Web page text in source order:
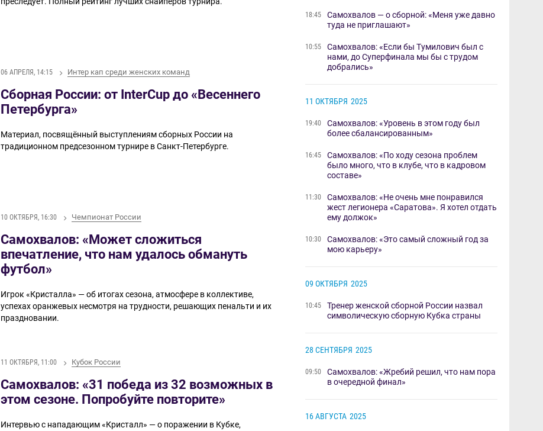
06 АПРЕЛЯ, 14:15 Интер кап среди женских команд
Сборная России: от InterCup до «Весеннего
Петербурга»
Материал, посвящённый выступлениям сборных России на
традиционном предсезонном турнире в Санкт-Петербурге.
10 ОКТЯБРЯ, 16:30 Чемпионат России
Самохвалов: «Может сложиться
впечатление, что нам удалось обмануть
футбол»
Игрок «Кристалла»​ — об итогах сезона, атмосфере в коллективе,
успехах оранжевых несмотря на трудности, решающих пенальти и их
праздновании.
11 ОКТЯБРЯ, 11:00 Кубок России
Самохвалов: «31 победа из 32 возможных в
этом сезоне. Попробуйте повторите»
Интервью с нападающим «Кристалл» — о поражении в Кубке,
18:45
Самохвалов — о сборной: «Меня уже давно
туда не приглашают»
10:55
​Самохвалов: «Если бы Тумилович был с
нами, до Суперфинала мы бы с трудом
добрались»​
11 ОКТЯБРЯ 2025
19:40
Самохвалов: «Уровень в этом году был
более сбалансированным»
16:45
Самохвалов: «По ходу сезона проблем
было много, что в клубе, что в кадровом
составе»
11:30
Самохвалов: «Не очень мне понравился
жест легионера «Саратова». Я хотел отдать
ему должок»
10:30
Самохвалов: «Это самый сложный год за
мою карьеру»
09 ОКТЯБРЯ 2025
10:45
Тренер женской сборной России назвал
символическую сборную Кубка страны
28 СЕНТЯБРЯ 2025
09:50
Самохвалов: «Жребий решил, что нам пора
в очередной финал»​​​
16 АВГУСТА 2025